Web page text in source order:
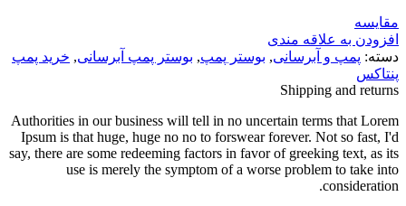
مقایسه
افزودن به علاقه مندی
دسته: پمپ و آبرسانی, بوستر پمپ, بوستر پمپ آبرسانی, خرید پمپ
پنتاکس
Shipping and returns
Authorities in our business will tell in no uncertain terms that Lorem
Ipsum is that huge, huge no no to forswear forever. Not so fast, I'd
say, there are some redeeming factors in favor of greeking text, as its
use is merely the symptom of a worse problem to take into
consideration.